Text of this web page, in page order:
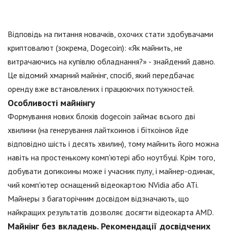
Відповідь на питання новачків, охочих стати здобувачами
криптовалют (зокрема, Dogecoin): «Як майнить, не
витрачаючись на купівлю обладнання?» - знайдений давно.
Це відомий хмарний майнінг, спосіб, який передбачає
оренду вже встановлених і працюючих потужностей.
Особливості майнінгу
Формування нових блоків dogecoin займає всього дві
хвилини (на генерування лайткоинов і біткоінов йде
відповідно шість і десять хвилин), тому майнить його можна
навіть на простенькому комп'ютері або ноутбуці. Крім того,
добувати догикоины може і учасник пулу, і майнер-одинак,
чий комп'ютер оснащений відеокартою NVidia або ATi.
Майнеры з багаторічним досвідом відзначають, що
найкращих результатів дозволяє досягти відеокарта AMD.
Майнінг без вкладень. Рекомендації досвідчених